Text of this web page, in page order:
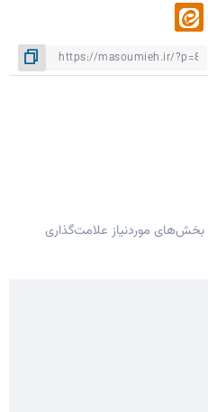
بخش‌های موردنیاز علامت‌گذاری